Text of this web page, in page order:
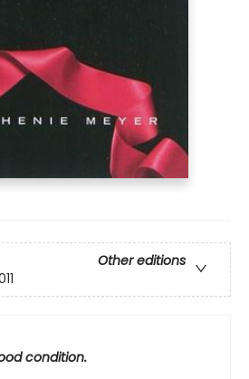
Other editions
condition.